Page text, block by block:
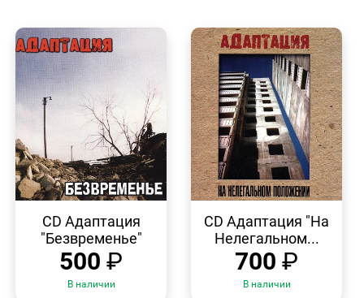
CD Адаптация
"Безвременье"
500 ₽
В наличии
ПРОСМОТР
CD Адаптация "На
Нелегальном...
700 ₽
В наличии